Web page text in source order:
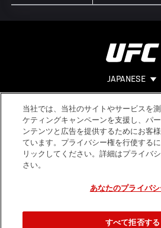
JAPANESE
Footer ヘルプ
当社では、当社のサイトやサービスを
ケティングキャンペーンを支援し、パ
ンテンツと広告を提供するためにお客
ています。プライバシー権を行使する
リックしてください。詳細はプライバ
さい。
あなたのプライバ
すべて拒否する